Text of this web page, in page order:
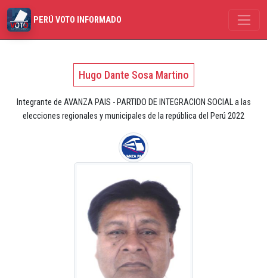
PERÚ VOTO INFORMADO
Hugo Dante Sosa Martino
Integrante de AVANZA PAIS - PARTIDO DE INTEGRACION SOCIAL a las
elecciones regionales y municipales de la república del Perú 2022